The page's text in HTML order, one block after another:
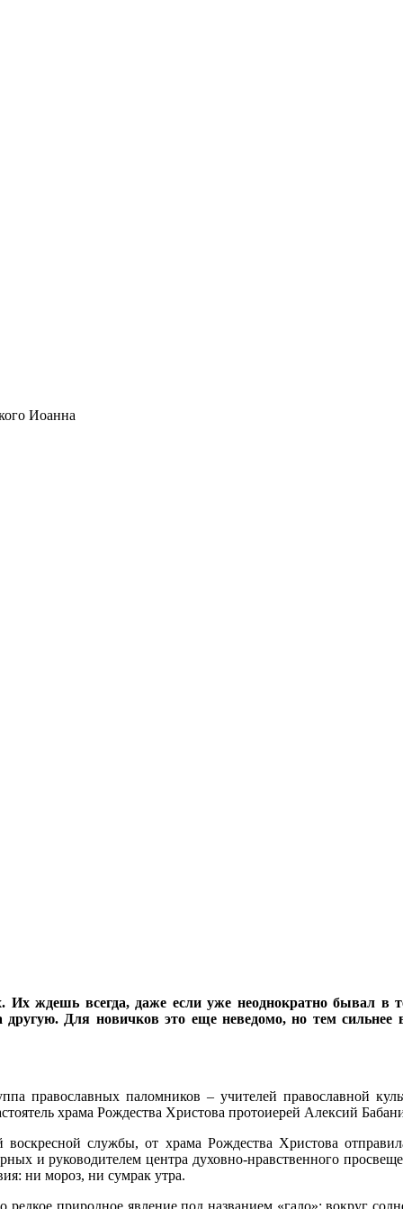
Иоанна
ждешь всегда, даже если уже неоднократно бывал в
Для новичков это еще неведомо, но тем сильнее
православных паломников – учителей православной
храма Рождества Христова протоиерей Алексий
службы, от храма Рождества Христова
и руководителем центра духовно-нравственного
ни мороз, ни сумрак утра.
природное явление под названием «гало»: вокруг